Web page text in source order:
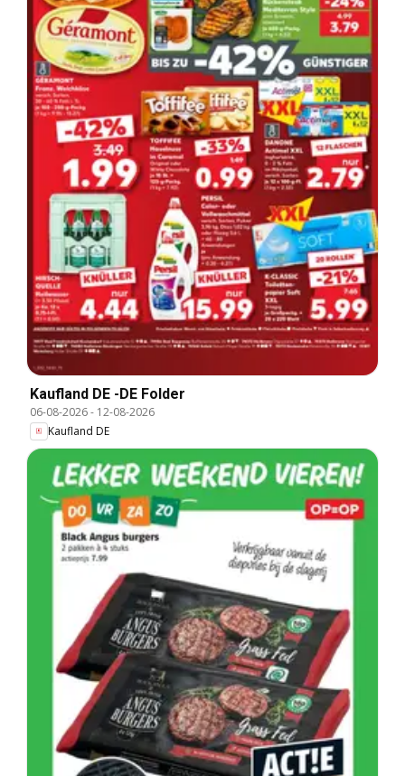
Kaufland DE -DE Folder
06-08-2026- 12-08-2026
Kaufland DE